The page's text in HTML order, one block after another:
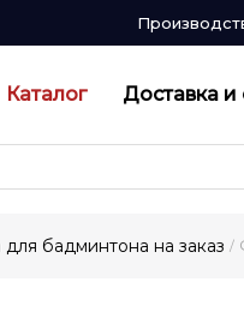
Каталог Доставка и
бадминтона на заказ /